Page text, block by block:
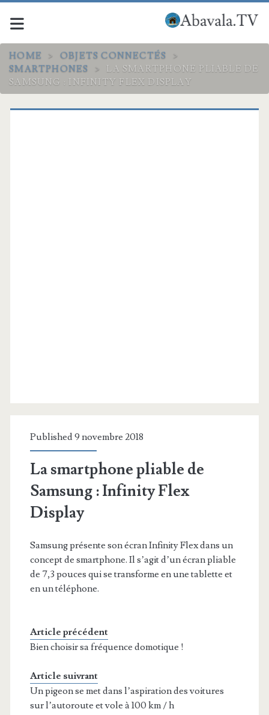
HOME > OBJETS CONNECTÉS
>
SMARTPHONES
>
LA SMARTPHONE PLIABLE DE
SAMSUNG : INFINITY FLEX DISPLAY
Published 9 novembre 2018
La smartphone pliable de
Samsung : Infinity Flex
Display
Samsung présente son écran Infinity Flex dans un
concept de smartphone. Il s’agit d’un écran pliable
de 7,3 pouces qui se transforme en une tablette et
en un téléphone.
Article précédent
Bien choisir sa fréquence domotique !
Article suivrant
Un pigeon se met dans l’aspiration des voitures
sur l’autoroute et vole à 100 km / h